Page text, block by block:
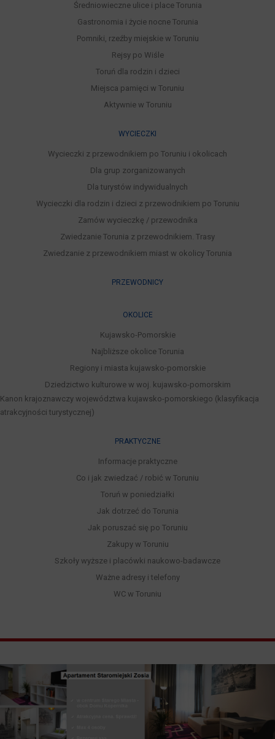
Średniowieczne ulice i place Torunia
Gastronomia i życie nocne Torunia
Pomniki, rzeźby miejskie w Toruniu
Rejsy po Wiśle
Toruń dla rodzin i dzieci
Miejsca pamięci w Toruniu
Aktywnie w Toruniu
WYCIECZKI
Wycieczki z przewodnikiem po Toruniu i okolicach
Dla grup zorganizowanych
Dla turystów indywidualnych
Wycieczki dla rodzin i dzieci z przewodnikiem po Toruniu
Zamów wycieczkę / przewodnika
Zwiedzanie Torunia z przewodnikiem. Trasy
Zwiedzanie z przewodnikiem miast w okolicy Torunia
PRZEWODNICY
OKOLICE
Kujawsko-Pomorskie
Najbliższe okolice Torunia
Regiony i miasta kujawsko-pomorskie
Dziedzictwo kulturowe w woj. kujawsko-pomorskim
Kanon krajoznawczy województwa kujawsko-pomorskiego (klasyfikacja
atrakcyjności turystycznej)
PRAKTYCZNE
Informacje praktyczne
Co i jak zwiedzać / robić w Toruniu
Toruń w poniedziałki
Jak dotrzeć do Torunia
Jak poruszać się po Toruniu
Zakupy w Toruniu
Szkoły wyższe i placówki naukowo-badawcze
Ważne adresy i telefony
WC w Toruniu